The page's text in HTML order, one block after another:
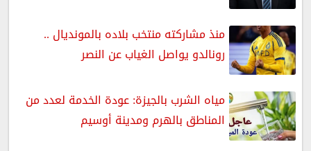
منذ مشاركته منتخب بلاده بالمونديال ..
رونالدو يواصل الغياب عن النصر
مياه الشرب بالجيزة: عودة الخدمة لعدد من
المناطق بالهرم ومدينة أوسيم